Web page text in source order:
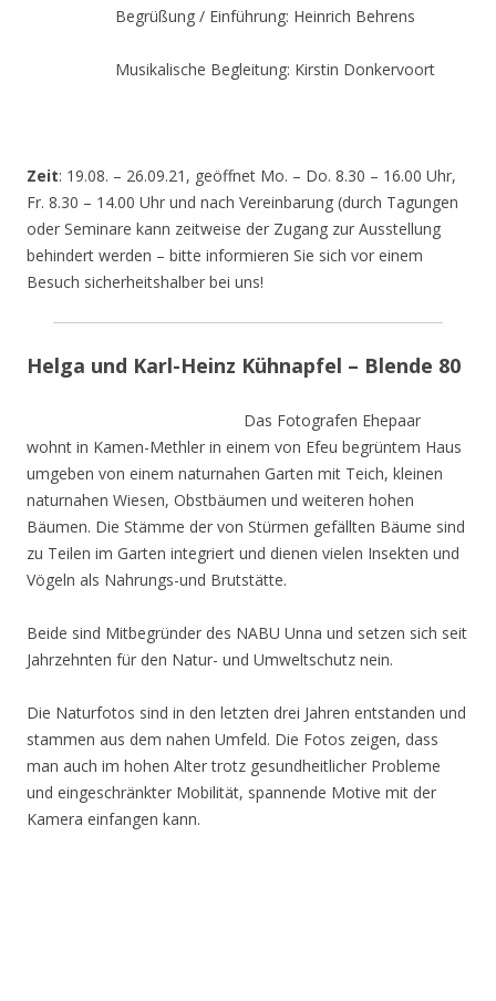
Begrüßung / Einführung: Heinrich Behrens
Musikalische Begleitung: Kirstin Donkervoort
Zeit: 19.08. – 26.09.21, geöffnet Mo. – Do. 8.30 – 16.00 Uhr,
Fr. 8.30 – 14.00 Uhr und nach Vereinbarung (durch Tagungen
oder Seminare kann zeitweise der Zugang zur Ausstellung
behindert werden – bitte informieren Sie sich vor einem
Besuch sicherheitshalber bei uns!
Helga und Karl-Heinz Kühnapfel – Blende 80
Das Fotografen Ehepaar
wohnt in Kamen-Methler in einem von Efeu begrüntem Haus
umgeben von einem naturnahen Garten mit Teich, kleinen
naturnahen Wiesen, Obstbäumen und weiteren hohen
Bäumen. Die Stämme der von Stürmen gefällten Bäume sind
zu Teilen im Garten integriert und dienen vielen Insekten und
Vögeln als Nahrungs-und Brutstätte.
Beide sind Mitbegründer des NABU Unna und setzen sich seit
Jahrzehnten für den Natur- und Umweltschutz nein.
Die Naturfotos sind in den letzten drei Jahren entstanden und
stammen aus dem nahen Umfeld. Die Fotos zeigen, dass
man auch im hohen Alter trotz gesundheitlicher Probleme
und eingeschränkter Mobilität, spannende Motive mit der
Kamera einfangen kann.